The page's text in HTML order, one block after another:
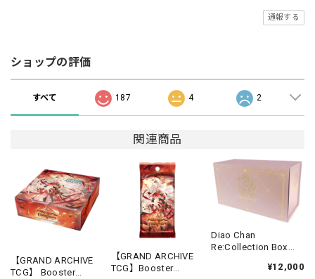
通報する
ショップの評価
すべて 187 4 2
関連商品
【GRAND ARCHIVE
TCG】 Booster
【GRAND ARCHIVE
TCG】Booster
Diao Chan
Re:Collection Box
¥12,000